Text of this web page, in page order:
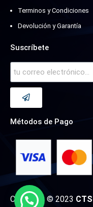
Terminos y Condiciones
Devolución y Garantía
Suscríbete
Métodos de Pago
Copyright © 2023